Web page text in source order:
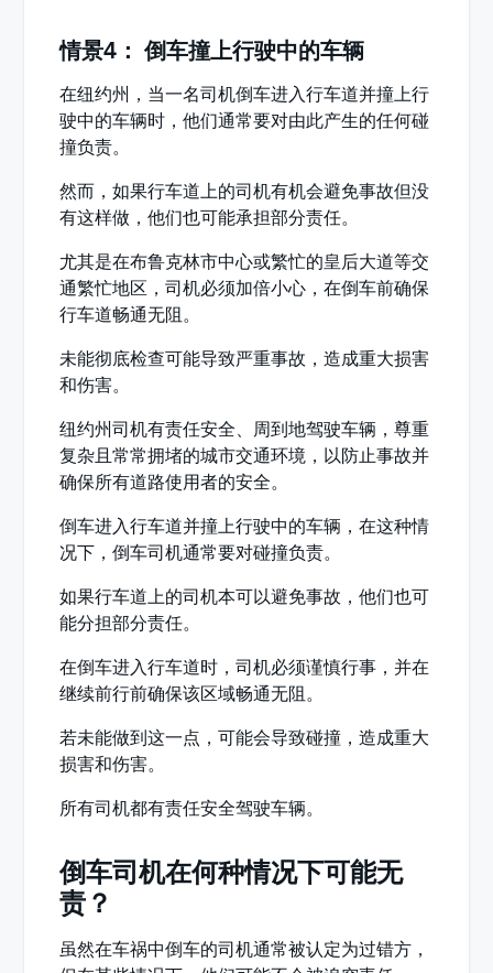
情景4： 倒车撞上行驶中的车辆
在纽约州，当一名司机倒车进入行车道并撞上行
驶中的车辆时，他们通常要对由此产生的任何碰
撞负责。
然而，如果行车道上的司机有机会避免事故但没
有这样做，他们也可能承担部分责任。
尤其是在布鲁克林市中心或繁忙的皇后大道等交
通繁忙地区，司机必须加倍小心，在倒车前确保
行车道畅通无阻。
未能彻底检查可能导致严重事故，造成重大损害
和伤害。
纽约州司机有责任安全、周到地驾驶车辆，尊重
复杂且常常拥堵的城市交通环境，以防止事故并
确保所有道路使用者的安全。
倒车进入行车道并撞上行驶中的车辆，在这种情
况下，倒车司机通常要对碰撞负责。
如果行车道上的司机本可以避免事故，他们也可
能分担部分责任。
在倒车进入行车道时，司机必须谨慎行事，并在
继续前行前确保该区域畅通无阻。
若未能做到这一点，可能会导致碰撞，造成重大
损害和伤害。
所有司机都有责任安全驾驶车辆。
倒车司机在何种情况下可能无
责？
虽然在车祸中倒车的司机通常被认定为过错方，